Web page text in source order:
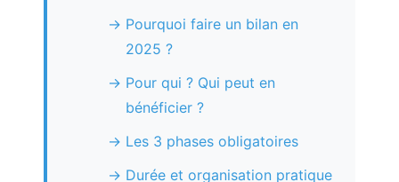
Pourquoi faire un bilan en
2025 ?
Pour qui ? Qui peut en
bénéficier ?
Les 3 phases obligatoires
Durée et organisation pratique